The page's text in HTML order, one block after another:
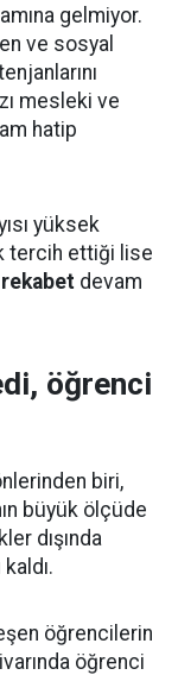
gelmiyor.
ve sosyal
mesleki ve
hatip
yüksek
tercih ettiği lise
rekabet devam
öğrenci
biri,
büyük ölçüde
dışında
öğrencilerin
öğrenci